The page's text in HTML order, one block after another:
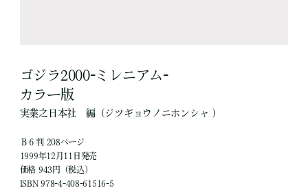
ゴジラ2000-ミレニアム-
カラー版
実業之日本社 編（ジツギョウノニホンシャ ）
Ｂ６判 208ページ
1999年12月11日発売
価格 943円（税込）
ISBN 978-4-408-61516-5